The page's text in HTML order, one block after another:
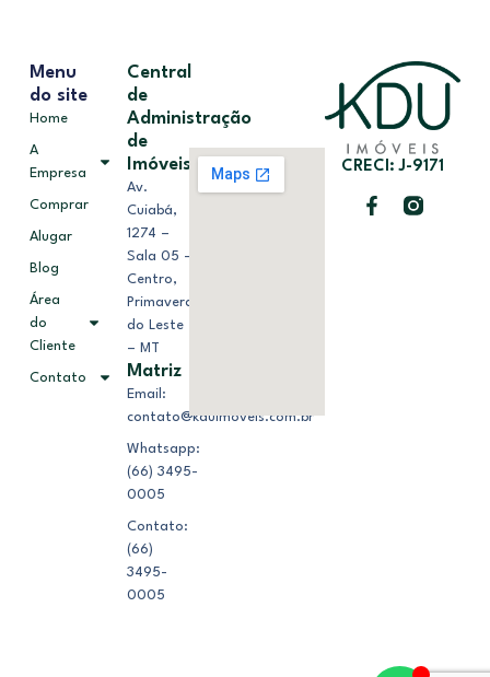
CRECI: J-9171
Menu
do site
Home
A
Empresa
Comprar
Alugar
Blog
Área
do
Cliente
Contato
Central
de
Administração
de
Imóveis
Av.
Cuiabá,
1274 –
Sala 05 –
Centro,
Primavera
do Leste
– MT
Matriz
Email:
contato@kduimoveis.com.br
Whatsapp:
(66) 3495-
0005
Contato:
(66)
3495-
0005